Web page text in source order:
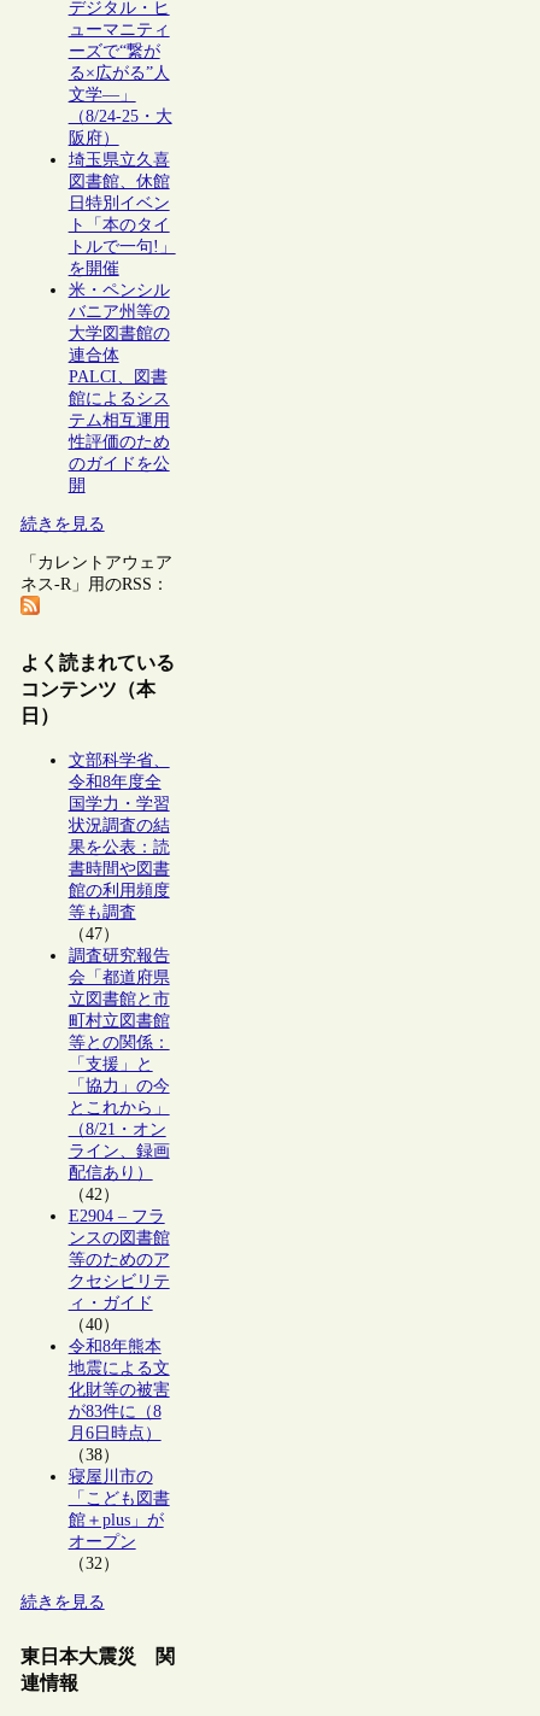
デジタル・ヒ
ューマニティ
ーズで“繋が
る×広がる”人
文学―」
（8/24-25・大
阪府）
埼玉県立久喜
図書館、休館
日特別イベン
ト「本のタイ
トルで一句!」
を開催
米・ペンシル
バニア州等の
大学図書館の
連合体
PALCI、図書
館によるシス
テム相互運用
性評価のため
のガイドを公
開
続きを見る
「カレントアウェア
ネス-R」用のRSS：
よく読まれている
コンテンツ（本
日）
文部科学省、
令和8年度全
国学力・学習
状況調査の結
果を公表：読
書時間や図書
館の利用頻度
等も調査
（47）
調査研究報告
会「都道府県
立図書館と市
町村立図書館
等との関係：
「支援」と
「協力」の今
とこれから」
（8/21・オン
ライン、録画
配信あり）
（42）
E2904 – フラ
ンスの図書館
等のためのア
クセシビリテ
ィ・ガイド
（40）
令和8年熊本
地震による文
化財等の被害
が83件に（8
月6日時点）
（38）
寝屋川市の
「こども図書
館＋plus」が
オープン
（32）
続きを見る
東日本大震災 関
連情報